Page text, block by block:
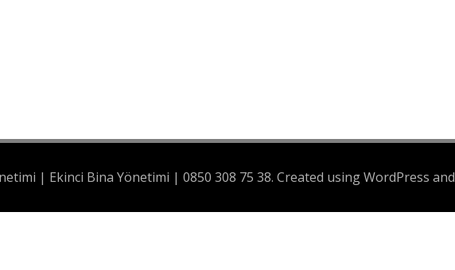
| Ekinci Bina Yönetimi | 0850 308 75 38. Created using WordPress and